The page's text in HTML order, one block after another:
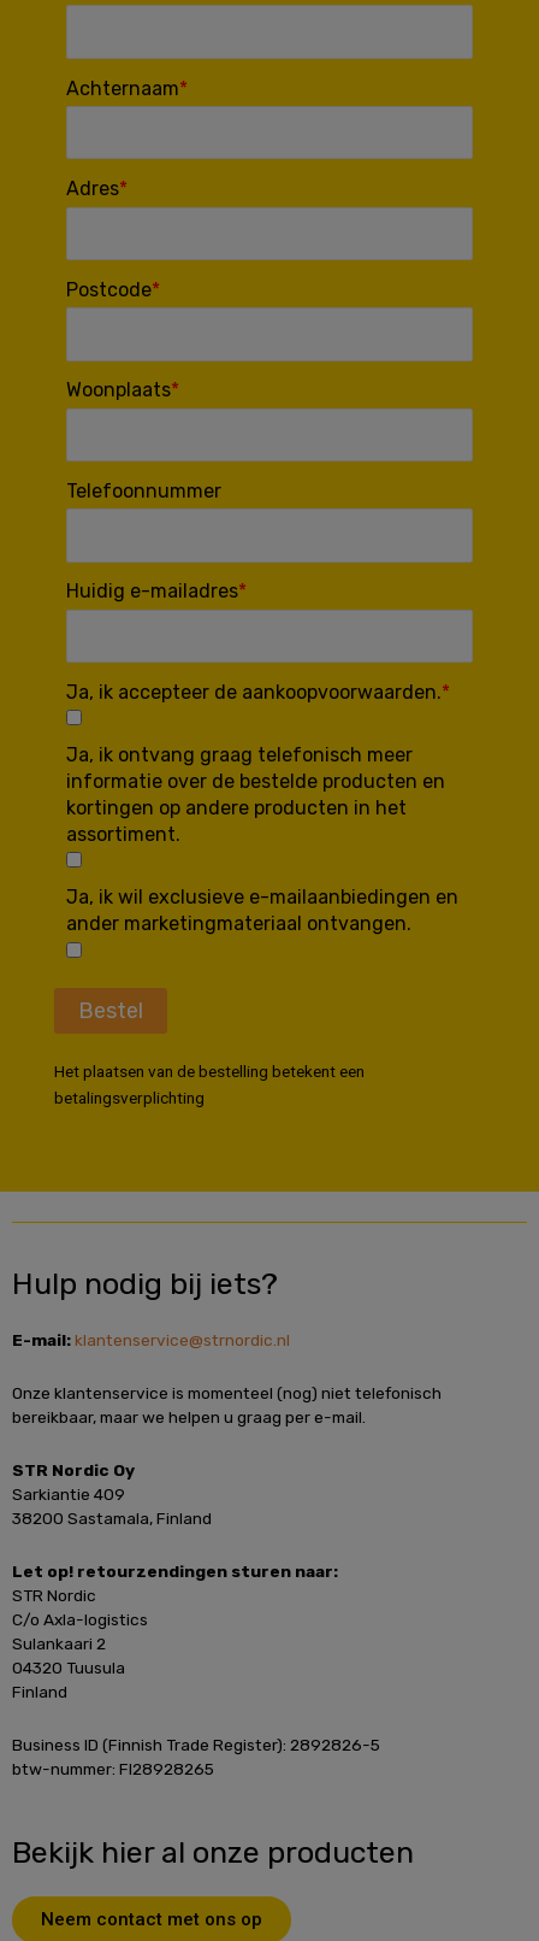
Achternaam
Adres
Postcode
Woonplaats
Telefoonnummer
Huidig e-mailadres
Ja, ik accepteer de aankoopvoorwaarden.
Ja, ik ontvang graag telefonisch meer
informatie over de bestelde producten en
kortingen op andere producten in het
assortiment.
Ja, ik wil exclusieve e-mailaanbiedingen en
ander marketingmateriaal ontvangen.
Bestel
Het plaatsen van de bestelling betekent een
betalingsverplichting
Hulp nodig bij iets?
E-mail:klantenservice@strnordic.nl
Onze klantenservice is momenteel (nog) niet telefonisch
bereikbaar, maar we helpen u graag per e-mail.
STR Nordic Oy
Sarkiantie 409
38200 Sastamala, Finland
Let op! retourzendingen sturen naar:
STR Nordic
C/o Axla-logistics
Sulankaari 2
04320 Tuusula
Finland
Business ID (Finnish Trade Register): 2892826-5
btw-nummer: FI28928265
Bekijk hier al onze producten
Neem contact met ons op